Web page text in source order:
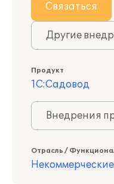
Связаться
Другие
Продукт
1С:Садовод
Внедрения
Отрасль /